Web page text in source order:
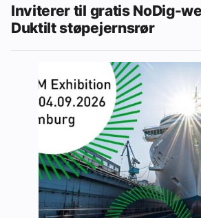
Inviterer til gratis NoDig-
Duktilt støpejernsrør